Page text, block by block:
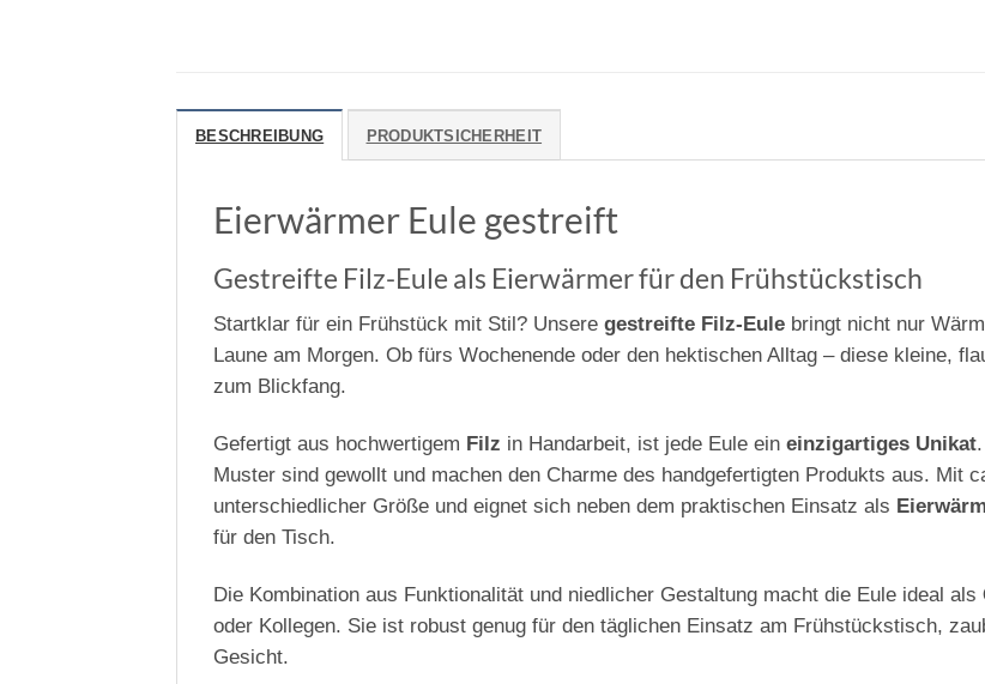
BESCHREIBUNG PRODUKTSICHERHEIT
Eierwärmer Eule gestreift
Gestreifte Filz-Eule als Eierwärmer für den Frühstückstisch
Startklar für ein Frühstück mit Stil? Unsere gestreifte Filz-Eule bringt nicht nur
Laune am Morgen. Ob fürs Wochenende oder den hektischen Alltag – diese kleine,
zum Blickfang.
Gefertigt aus hochwertigem Filz in Handarbeit, ist jede Eule ein einzigartiges Unikat
Muster sind gewollt und machen den Charme des handgefertigten Produkts aus. Mit
unterschiedlicher Größe und eignet sich neben dem praktischen Einsatz als
für den Tisch.
Die Kombination aus Funktionalität und niedlicher Gestaltung macht die Eule ideal als
oder Kollegen. Sie ist robust genug für den täglichen Einsatz am Frühstückstisch,
Gesicht.